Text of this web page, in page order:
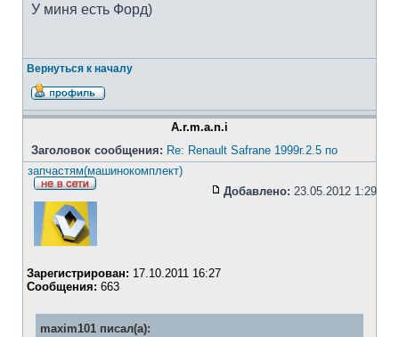
У миня есть Форд)
Вернуться к началу
A.r.m.a.n.i
Заголовок сообщения: Re: Renault Safrane 1999г.2.5 по
запчастям(машинокомплект)
Добавлено: 23.05.2012 1:29
Зарегистрирован: 17.10.2011 16:27
Сообщения: 663
maxim101 писал(а):